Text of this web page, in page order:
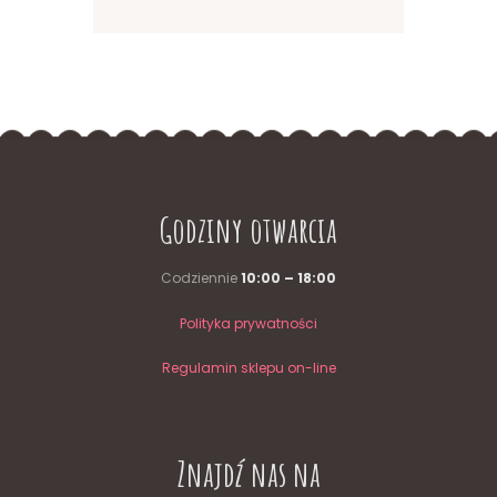
Godziny otwarcia
Codziennie10:00 – 18:00
Polityka prywatności
Regulamin sklepu on-line
Znajdź nas na